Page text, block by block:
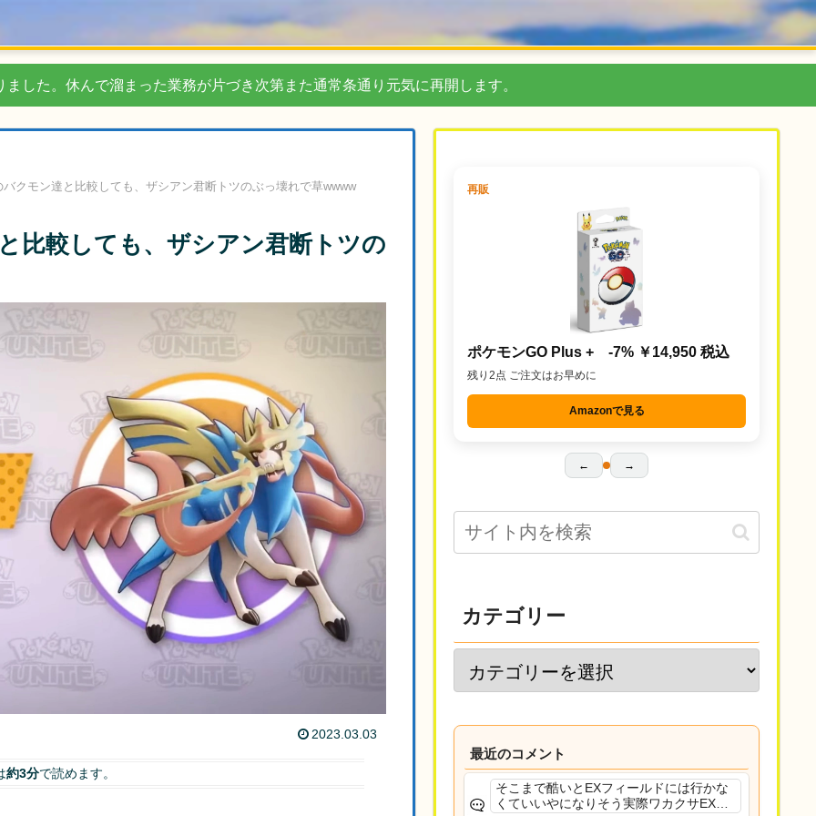
ました。休んで溜まった業務が片づき次第また通常条通り元気に再開します。
クモン達と比較しても、ザシアン君断トツのぶっ壊れで草wwww
比較しても、ザシアン君断トツの
2023.03.03
約3分で読めます。
再販
ポケモンGO Plus + -7% ￥14,950 税込
残り2点 ご注文はお早めに
Amazonで見る
← →
カテゴリー
最近のコメント
そこまで酷いとEXフィールドには行かな
くていいやになりそう実際ワカクサEXで